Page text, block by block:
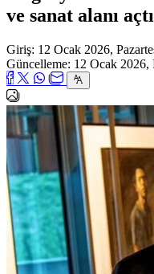
ve sanat alanı
Giriş: 12 Ocak 2026,
Güncelleme: 12 Ocak 2026,